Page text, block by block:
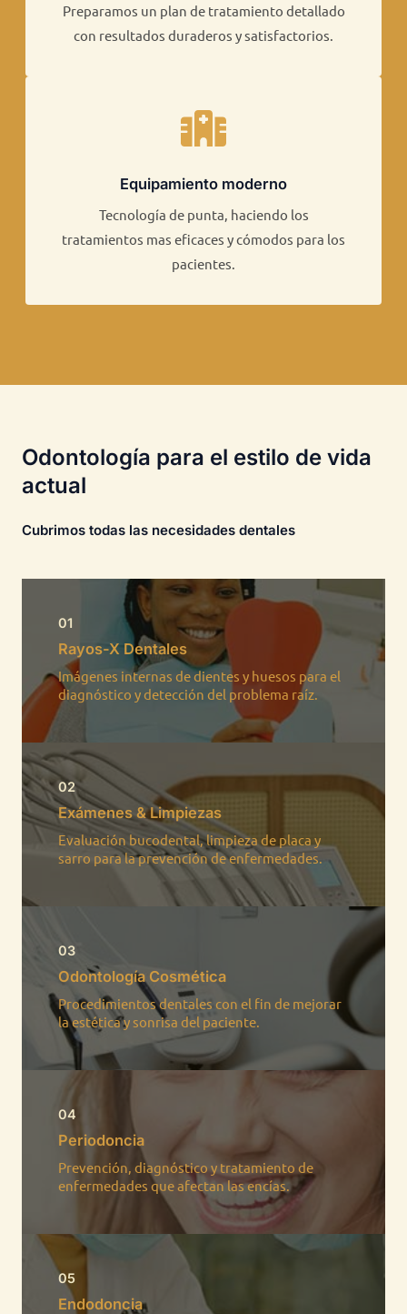
Preparamos un plan de tratamiento detallado
con resultados duraderos y satisfactorios.
Equipamiento moderno
Tecnología de punta, haciendo los
tratamientos mas eficaces y cómodos para los
pacientes.​​
Odontología para el estilo de vida
actual
Cubrimos todas las necesidades dentales
01
Rayos-X Dentales​
Imágenes internas de dientes y huesos para el
diagnóstico y detección del problema raíz.​
02
Exámenes & Limpiezas
Evaluación bucodental, limpieza de placa y
sarro para la prevención de enfermedades.
03
Odontología Cosmética
Procedimientos dentales con el fin de mejorar
la estética y sonrisa del paciente.​
04
Periodoncia
Prevención, diagnóstico y tratamiento de
enfermedades que afectan las encías.​
05
Endodoncia